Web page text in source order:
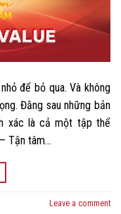
để bỏ qua. Và không
Đằng sau những bản
xác là cả một tập thể
Tận tâm…
Leave a comment